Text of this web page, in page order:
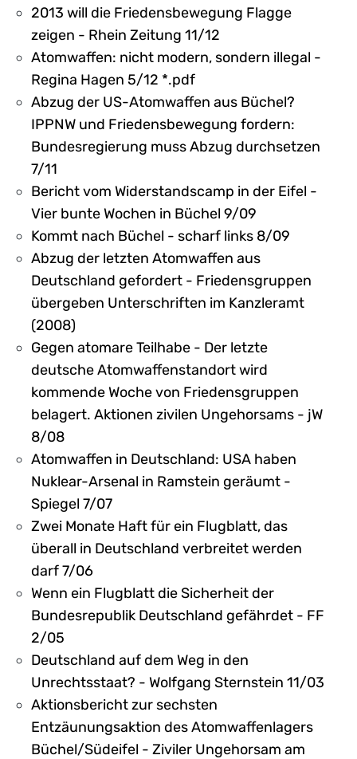
2013 will die Friedensbewegung Flagge
zeigen - Rhein Zeitung 11/12
Atomwaffen: nicht modern, sondern illegal -
Regina Hagen 5/12 *.pdf
Abzug der US-Atomwaffen aus Büchel?
IPPNW und Friedensbewegung fordern:
Bundesregierung muss Abzug durchsetzen
7/11
Bericht vom Widerstandscamp in der Eifel -
Vier bunte Wochen in Büchel 9/09
Kommt nach Büchel - scharf links 8/09
Abzug der letzten Atomwaffen aus
Deutschland gefordert - Friedensgruppen
übergeben Unterschriften im Kanzleramt
(2008)
Gegen atomare Teilhabe - Der letzte
deutsche Atomwaffenstandort wird
kommende Woche von Friedensgruppen
belagert. Aktionen zivilen Ungehorsams - jW
8/08
Atomwaffen in Deutschland: USA haben
Nuklear-Arsenal in Ramstein geräumt -
Spiegel 7/07
Zwei Monate Haft für ein Flugblatt, das
überall in Deutschland verbreitet werden
darf 7/06
Wenn ein Flugblatt die Sicherheit der
Bundesrepublik Deutschland gefährdet - FF
2/05
Deutschland auf dem Weg in den
Unrechtsstaat? - Wolfgang Sternstein 11/03
Aktionsbericht zur sechsten
Entzäunungsaktion des Atomwaffenlagers
Büchel/Südeifel - Ziviler Ungehorsam am